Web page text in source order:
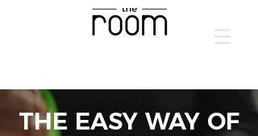
THE EASY WAY OF